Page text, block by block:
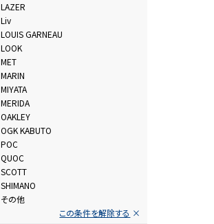
LAZER
Liv
LOUIS GARNEAU
LOOK
MET
MARIN
MIYATA
MERIDA
OAKLEY
OGK KABUTO
POC
QUOC
SCOTT
SHIMANO
その他
この条件を解除する